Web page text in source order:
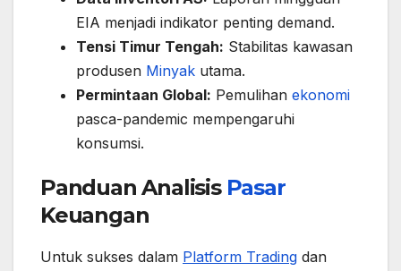
EIA menjadi indikator penting demand.
Tensi Timur Tengah: Stabilitas kawasan
produsen Minyak utama.
Permintaan Global: Pemulihan ekonomi
pasca-pandemic mempengaruhi
konsumsi.
Panduan Analisis Pasar
Keuangan
Untuk sukses dalam Platform Trading dan